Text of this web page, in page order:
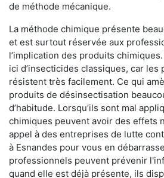
de méthode mécanique.
La méthode chimique présente
et est surtout réservée aux
l’implication des produits
ici d’insecticides classiques, car les
résistent très facilement. Ce qui
produits de désinsectisation
d’habitude. Lorsqu’ils sont mal
chimiques peuvent avoir des effets
appel à des entreprises de lutte
à Esnandes pour vous en
professionnels peuvent prévenir
quand elle est déjà présente, ils